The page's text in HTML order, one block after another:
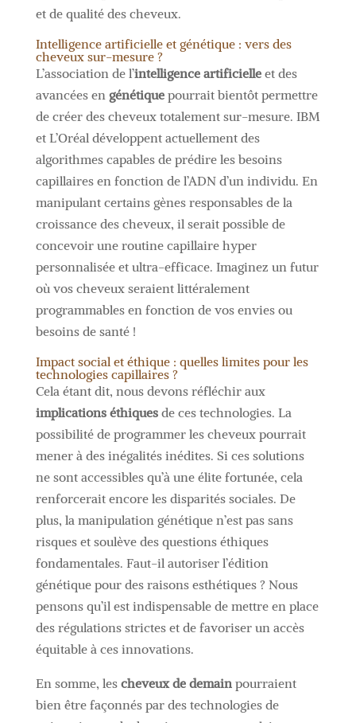
et de qualité des cheveux.
Intelligence artificielle et génétique : vers des
cheveux sur-mesure ?
L’association de l’intelligence artificielleet des
avancées en génétiquepourrait bientôt permettre
de créer des cheveux totalement sur-mesure. IBM
et L’Oréal développent actuellement des
algorithmes capables de prédire les besoins
capillaires en fonction de l’ADN d’un individu. En
manipulant certains gènes responsables de la
croissance des cheveux, il serait possible de
concevoir une routine capillaire hyper
personnalisée et ultra-efficace. Imaginez un futur
où vos cheveux seraient littéralement
programmables en fonction de vos envies ou
besoins de santé !
Impact social et éthique : quelles limites pour les
technologies capillaires ?
Cela étant dit, nous devons réfléchir aux
implications éthiquesde ces technologies. La
possibilité de programmer les cheveux pourrait
mener à des inégalités inédites. Si ces solutions
ne sont accessibles qu’à une élite fortunée, cela
renforcerait encore les disparités sociales. De
plus, la manipulation génétique n’est pas sans
risques et soulève des questions éthiques
fondamentales. Faut-il autoriser l’édition
génétique pour des raisons esthétiques ? Nous
pensons qu’il est indispensable de mettre en place
des régulations strictes et de favoriser un accès
équitable à ces innovations.
En somme, les cheveux de demainpourraient
bien être façonnés par des technologies de